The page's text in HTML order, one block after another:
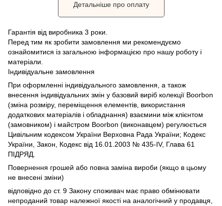
Детальніше про оплату
Гарантія від виробника 3 роки.
Перед тим як зробити замовлення ми рекомендуємо
ознайомитися із загальною інформацією про нашу роботу і
матеріали.
Індивідуальне замовлення
При оформленні індивідуального замовлення, а також
внесення індивідуальних змін у базовий виріб колекції Boorbon
(зміна розміру, переміщення елементів, використання
додаткових матеріалів і обладнання) взаємини між клієнтом
(замовником) і майстром Boorbon (виконавцем) регулюється
Цивільним кодексом України Верховна Рада України; Кодекс
України, Закон, Кодекс від 16.01.2003 № 435-IV, Глава 61
ПІДРЯД.
Повернення грошей або повна заміна вироби (якщо в цьому
не внесені зміни)
відповідно до ст. 9 Закону споживач має право обмінювати
непроданий товар належної якості на аналогічний у продавця,